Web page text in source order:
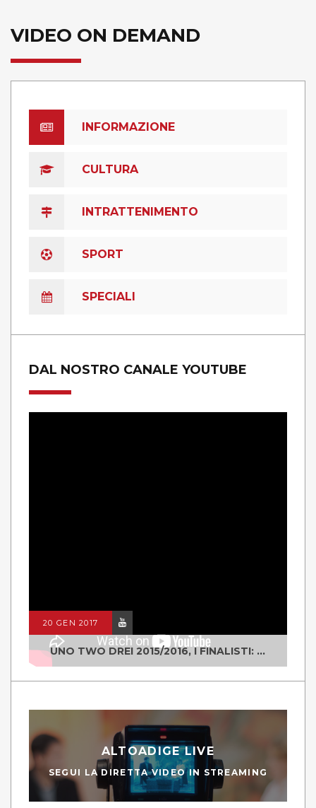
VIDEO ON DEMAND
INFORMAZIONE
CULTURA
INTRATTENIMENTO
SPORT
SPECIALI
DAL NOSTRO CANALE YOUTUBE
20 GEN 2017
UNO TWO DREI 2015/2016, I FINALISTI: CLASSE IV ALS ISTITUTO "DEGASPERI" BORGO VALSUGANA
ALTOADIGE LIVE
SEGUI LA DIRETTA VIDEO IN STREAMING